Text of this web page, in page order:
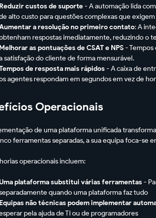
Reduzir custos de suporte- A automação lida
alto custo para questões complexas que
a resolução no primeiro contato: A
respostas imediatamente, reduzindo o
Melhorar as pontuações de CSAT e NPS- Tempos
satisfação do cliente de forma mensurável.
de resposta mais rápidos- A caixa de
agentes respondam em segundos em vez de
Operacionais
de uma plataforma unificada
ferramentas separadas, a sua equipa foca-se
operacionais incluem:
plataforma substitui várias ferramentas-
quando uma plataforma faz tudo
Equipas não técnicas podem implementar
pela ajuda de TI ou de programadores